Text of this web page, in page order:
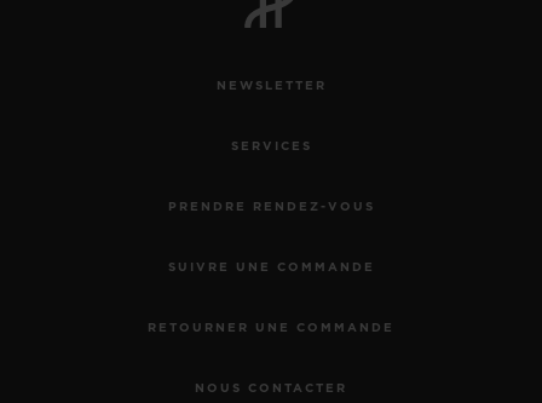
NEWSLETTER
SERVICES
PRENDRE RENDEZ-VOUS
SUIVRE UNE COMMANDE
RETOURNER UNE COMMANDE
NOUS CONTACTER